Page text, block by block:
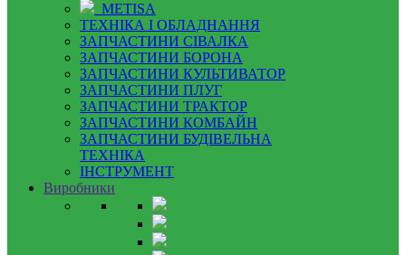
METISA
ТЕХНІКА І ОБЛАДНАННЯ
ЗАПЧАСТИНИ СІВАЛКА
ЗАПЧАСТИНИ БОРОНА
ЗАПЧАСТИНИ КУЛЬТИВАТОР
ЗАПЧАСТИНИ ПЛУГ
ЗАПЧАСТИНИ ТРАКТОР
ЗАПЧАСТИНИ КОМБАЙН
ЗАПЧАСТИНИ БУДІВЕЛЬНА
ТЕХНІКА
ІНСТРУМЕНТ
Виробники